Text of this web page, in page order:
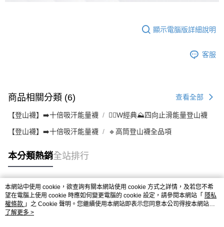
顯示電腦版詳細說明
客服
商品相關分類 (6) 查看全部
【登山襪】➡️十倍吸汗能量襪 👉🏻W經典⛰️四向止滑能量登山襪
【登山襪】➡️十倍吸汗能量襪 🔹高筒登山襪全品項
本分類熱銷全站排行
熱門標籤
本網站中使用 cookie，欲查詢有關本網站使用 cookie 方式之詳情，及若您不希
望在電腦上使用 cookie 時應如何變更電腦的 cookie 設定，請參閱本網站「 隱私
權條款 」之 Cookie 聲明。您繼續使用本網站即表示您同意本公司得按本網站使
用條款之 Cookie 聲明使用 cookie。
了解更多 >